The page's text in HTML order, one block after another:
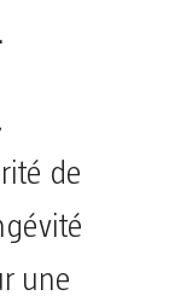
de
une